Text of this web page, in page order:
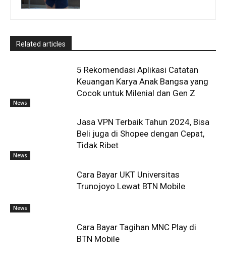
Related articles
News
5 Rekomendasi Aplikasi Catatan
Keuangan Karya Anak Bangsa yang
Cocok untuk Milenial dan Gen Z
News
Jasa VPN Terbaik Tahun 2024, Bisa
Beli juga di Shopee dengan Cepat,
Tidak Ribet
News
Cara Bayar UKT Universitas
Trunojoyo Lewat BTN Mobile
Cara Bayar Tagihan MNC Play di
BTN Mobile